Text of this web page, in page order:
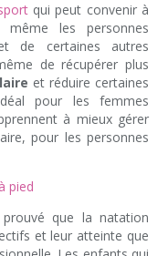
qui peut convenir à
les personnes
de certaines autres
de récupérer plus
et réduire certaines
pour les femmes
à mieux gérer
pour les personnes
pied
que la natation
et leur atteinte que